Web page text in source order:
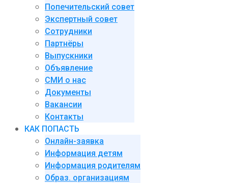
Попечительский совет
Экспертный совет
Сотрудники
Партнёры
Выпускники
Объявление
СМИ о нас
Документы
Вакансии
Контакты
КАК ПОПАСТЬ
Онлайн-заявка
Информация детям
Информация родителям
Образ. организациям